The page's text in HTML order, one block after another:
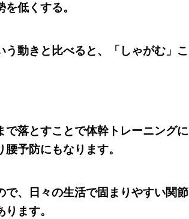
低くする。
動きと比べると、「しゃがむ」こ
落とすことで体幹トレーニングに
予防にもなります。
で、日々の生活で固まりやすい関節
ます。